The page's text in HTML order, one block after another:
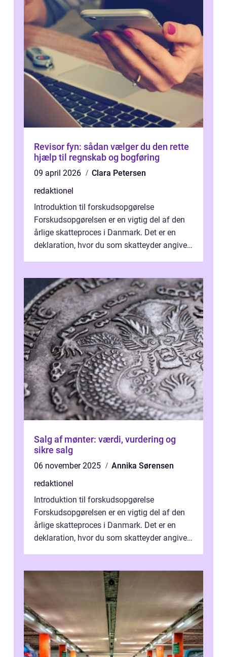
Revisor fyn: sådan vælger du den rette
hjælp til regnskab og bogføring
09 april 2026
Clara Petersen
redaktionel
Introduktion til forskudsopgørelse
Forskudsopgørelsen er en vigtig del af den
årlige skatteproces i Danmark. Det er en
deklaration, hvor du som skatteyder angiver
Salg af mønter: værdi, vurdering og
sikre salg
06 november 2025
Annika Sørensen
redaktionel
Introduktion til forskudsopgørelse
Forskudsopgørelsen er en vigtig del af den
årlige skatteproces i Danmark. Det er en
deklaration, hvor du som skatteyder angiver